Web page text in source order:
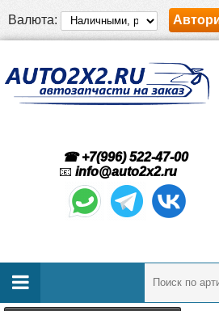
Валюта:
☎ +7(996) 522-47-00
📧 info@auto2x2.ru